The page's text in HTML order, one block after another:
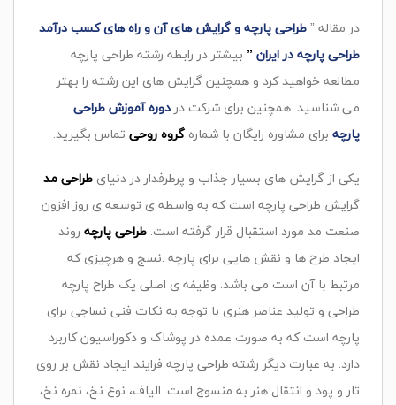
در مقاله ”طراحی پارچه و گرایش های آن و راه های کسب درآمد
طراحی پارچه در ایران ” بیشتر در رابطه رشته طراحی پارچه
مطالعه خواهید کرد و همچنین گرایش های این رشته را بهتر
می شناسید. همچنین برای شرکت دردوره آموزش طراحی
پارچه برای مشاوره رایگان با شماره گروه روحی تماس بگیرید.
یکی از گرایش های بسیار جذاب و پرطرفدار در دنیای طراحی مد
گرایش طراحی پارچه است که به واسطه ی توسعه ی روز افزون
صنعت مد مورد استقبال قرار گرفته است. طراحی پارچه روند
ایجاد طرح ها و نقش هایی برای پارچه .نسج و هرچیزی که
مرتبط با آن است می باشد. وظیفه ی اصلی یک طراح پارچه
طراحی و تولید عناصر هنری با توجه به نکات فنی نساجی برای
پارچه است که به صورت عمده در پوشاک و دکوراسیون کاربرد
دارد. به عبارت دیگر رشته طراحی پارچه فرایند ایجاد نقش بر روی
تار و پود و انتقال هنر به منسوج است. الیاف، نوع نخ، نمره نخ،